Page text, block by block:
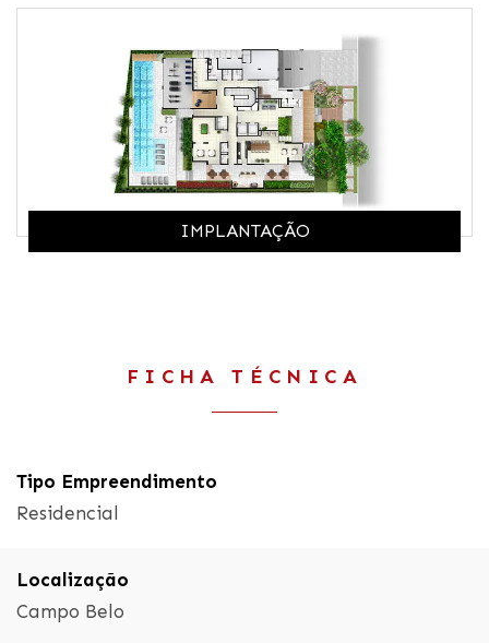
IMPLANTAÇÃO
FICHA TÉCNICA
Tipo Empreendimento
Residencial
Localização
Campo Belo